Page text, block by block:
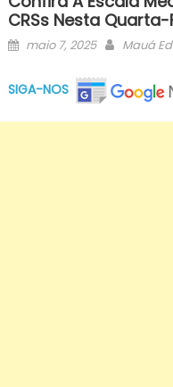
CRSs Nesta
Posted
maio 7, 2025 Author
Mauá
SIGA-NOS